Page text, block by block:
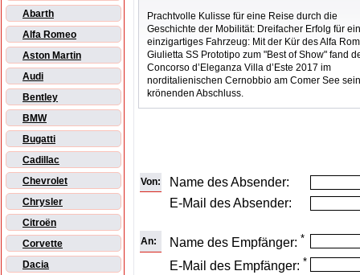
Abarth
Alfa Romeo
Aston Martin
Audi
Bentley
BMW
Bugatti
Cadillac
Chevrolet
Chrysler
Citroën
Corvette
Dacia
Prachtvolle Kulisse für eine Reise durch die
Geschichte der Mobilität: Dreifacher Erfolg für
einzigartiges Fahrzeug: Mit der Kür des Alfa
Giulietta SS Prototipo zum "Best of Show" fand
Concorso d’Eleganza Villa d’Este 2017 im
norditalienischen Cernobbio am Comer See
krönenden Abschluss.
Von:
Name des Absender:
E-Mail des Absender:
An: Name des Empfänger: *
E-Mail des Empfänger: *